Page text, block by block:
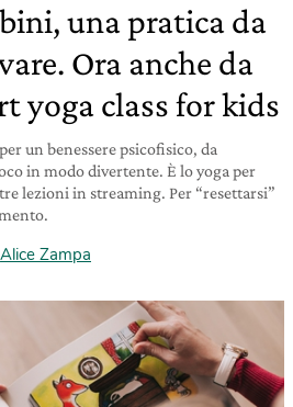
una pratica da
Ora anche da
yoga class for kids
un benessere psicofisico, da
in modo divertente. È lo yoga per
lezioni in streaming. Per “resettarsi”
Alice Zampa